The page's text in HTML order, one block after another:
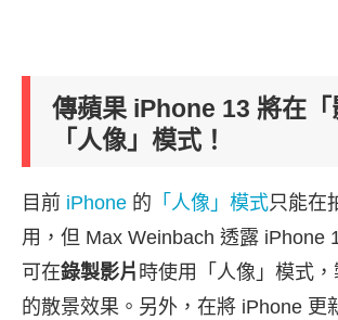
傳蘋果 iPhone 13 將在「
「人像」模式！
目前 iPhone 的 「人像」模式只能在
用，但 Max Weinbach 透露 iPhone
可在錄製影片 時使用「人像」模式
的散景效果。另外，在將 iPhone 更